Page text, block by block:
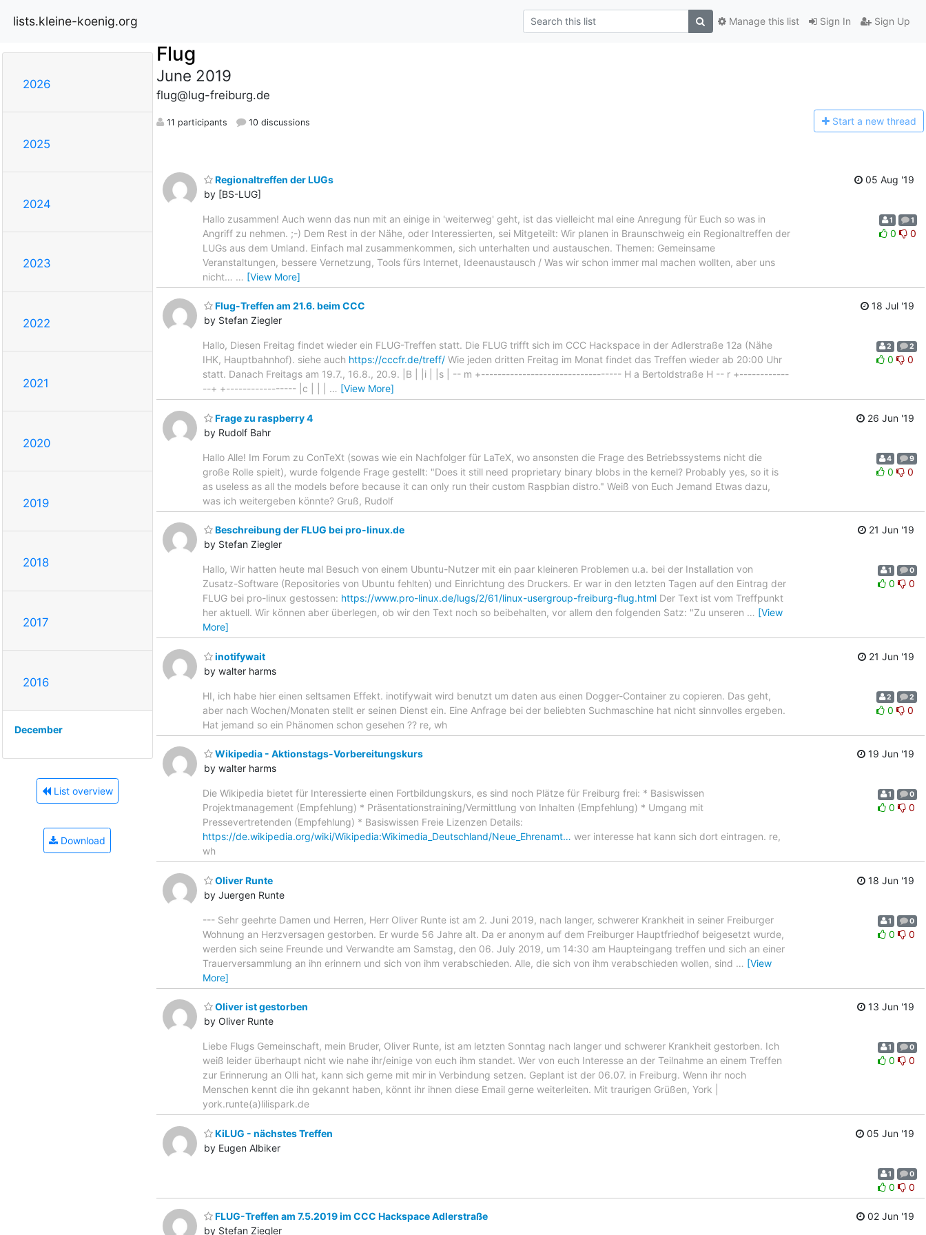
lists.kleine-koenig.org Sign In Sign Up
Manage this list
2026
2025
2024
2023
2022
2021
2020
2019
2018
2017
2016
December
List overview
Download
Flug
June 2019
flug@lug-freiburg.de
11 participants 10 discussions Start a new thread
Regionaltreffen der LUGs
by [BS-LUG]
05 Aug '19
Hallo zusammen! Auch wenn das nun mit an einige in 'weiterweg' geht, ist das vielleicht mal eine Anregung für Euch so was in
Angriff zu nehmen. ;-) Dem Rest in der Nähe, oder Interessierten, sei Mitgeteilt: Wir planen in Braunschweig ein Regionaltreffen der
LUGs aus dem Umland. Einfach mal zusammenkommen, sich unterhalten und austauschen. Themen: Gemeinsame
Veranstaltungen, bessere Vernetzung, Tools fürs Internet, Ideenaustausch / Was wir schon immer mal machen wollten, aber uns
nicht… … [View More]
1 1
0 0
Flug-Treffen am 21.6. beim CCC
by Stefan Ziegler
18 Jul '19
Hallo, Diesen Freitag findet wieder ein FLUG-Treffen statt. Die FLUG trifft sich im CCC Hackspace in der Adlerstraße 12a (Nähe
IHK, Hauptbahnhof). siehe auch https://cccfr.de/treff/ Wie jeden dritten Freitag im Monat findet das Treffen wieder ab 20:00 Uhr
statt. Danach Freitags am 19.7., 16.8., 20.9. |B | |i | |s | -- m +---------------------------------- H a Bertoldstraße H -- r +------------
--+ +----------------- |c | | | … [View More]
2 2
0 0
Frage zu raspberry 4
by Rudolf Bahr
26 Jun '19
Hallo Alle! Im Forum zu ConTeXt (sowas wie ein Nachfolger für LaTeX, wo ansonsten die Frage des Betriebssystems nicht die
große Rolle spielt), wurde folgende Frage gestellt: "Does it still need proprietary binary blobs in the kernel? Probably yes, so it is
as useless as all the models before because it can only run their custom Raspbian distro." Weiß von Euch Jemand Etwas dazu,
was ich weitergeben könnte? Gruß, Rudolf
4 9
0 0
Beschreibung der FLUG bei pro-linux.de
by Stefan Ziegler
21 Jun '19
Hallo, Wir hatten heute mal Besuch von einem Ubuntu-Nutzer mit ein paar kleineren Problemen u.a. bei der Installation von
Zusatz-Software (Repositories von Ubuntu fehlten) und Einrichtung des Druckers. Er war in den letzten Tagen auf den Eintrag der
FLUG bei pro-linux gestossen: https://www.pro-linux.de/lugs/2/61/linux-usergroup-freiburg-flug.html Der Text ist vom Treffpunkt
her aktuell. Wir können aber überlegen, ob wir den Text noch so beibehalten, vor allem den folgenden Satz: "Zu unseren … [View
More]
1 0
0 0
inotifywait
by walter harms
21 Jun '19
HI, ich habe hier einen seltsamen Effekt. inotifywait wird benutzt um daten aus einen Dogger-Container zu copieren. Das geht,
aber nach Wochen/Monaten stellt er seinen Dienst ein. Eine Anfrage bei der beliebten Suchmaschine hat nicht sinnvolles ergeben.
Hat jemand so ein Phänomen schon gesehen ?? re, wh
2 2
0 0
Wikipedia - Aktionstags-Vorbereitungskurs
by walter harms
19 Jun '19
Die Wikipedia bietet für Interessierte einen Fortbildungskurs, es sind noch Plätze für Freiburg frei: * Basiswissen
Projektmanagement (Empfehlung) * Präsentationstraining/Vermittlung von Inhalten (Empfehlung) * Umgang mit
Pressevertretenden (Empfehlung) * Basiswissen Freie Lizenzen Details:
https://de.wikipedia.org/wiki/Wikipedia:Wikimedia_Deutschland/Neue_Ehrenamt… wer interesse hat kann sich dort eintragen. re,
wh
1 0
0 0
Oliver Runte
by Juergen Runte
18 Jun '19
--- Sehr geehrte Damen und Herren, Herr Oliver Runte ist am 2. Juni 2019, nach langer, schwerer Krankheit in seiner Freiburger
Wohnung an Herzversagen gestorben. Er wurde 56 Jahre alt. Da er anonym auf dem Freiburger Hauptfriedhof beigesetzt wurde,
werden sich seine Freunde und Verwandte am Samstag, den 06. July 2019, um 14:30 am Haupteingang treffen und sich an einer
Trauerversammlung an ihn erinnern und sich von ihm verabschieden. Alle, die sich von ihm verabschieden wollen, sind … [View
More]
1 0
0 0
Oliver ist gestorben
by Oliver Runte
13 Jun '19
Liebe Flugs Gemeinschaft, mein Bruder, Oliver Runte, ist am letzten Sonntag nach langer und schwerer Krankheit gestorben. Ich
weiß leider überhaupt nicht wie nahe ihr/einige von euch ihm standet. Wer von euch Interesse an der Teilnahme an einem Treffen
zur Erinnerung an Olli hat, kann sich gerne mit mir in Verbindung setzen. Geplant ist der 06.07. in Freiburg. Wenn ihr noch
Menschen kennt die ihn gekannt haben, könnt ihr ihnen diese Email gerne weiterleiten. Mit traurigen Grüßen, York |
york.runte(a)lilispark.de
1 0
0 0
KiLUG - nächstes Treffen
by Eugen Albiker
05 Jun '19
1 0
0 0
FLUG-Treffen am 7.5.2019 im CCC Hackspace Adlerstraße
by Stefan Ziegler
02 Jun '19